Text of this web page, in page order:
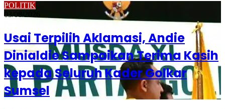
POLITIK
03/08/2026
Usai Terpilih Aklamasi, Andie
Dinialdie Sampaikan Terima Kasih
kepada Seluruh Kader Golkar
Sumsel